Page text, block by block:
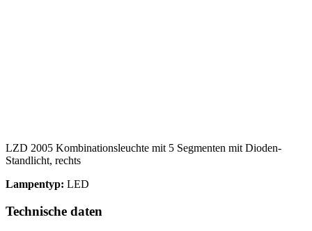
LZD 2005 Kombinationsleuchte mit 5 Segmenten mit Dioden-
Standlicht, rechts
Lampentyp: LED
Technische daten